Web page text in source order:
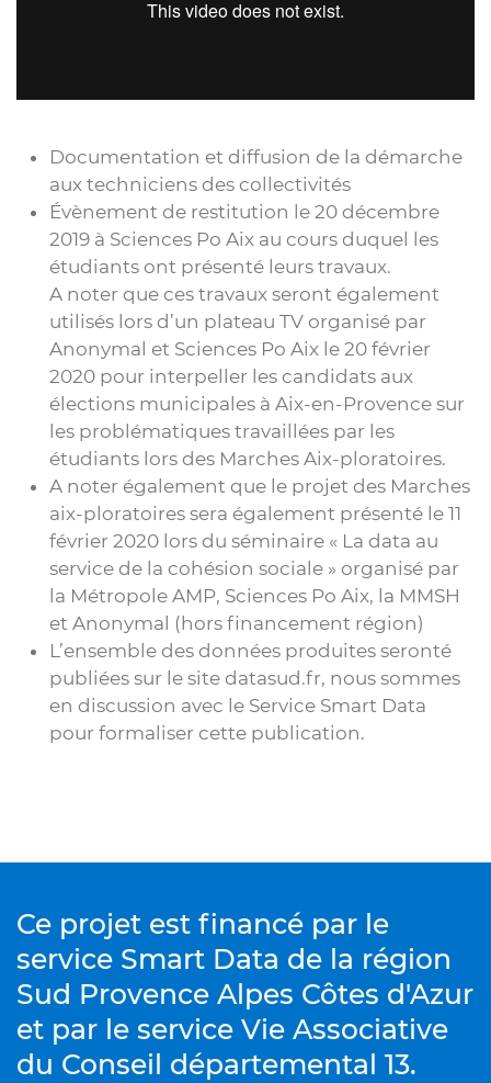
Documentation et diffusion de la démarche
aux techniciens des collectivités
Évènement de restitution le 20 décembre
2019 à Sciences Po Aix au cours duquel les
étudiants ont présenté leurs travaux.
A noter que ces travaux seront également
utilisés lors d’un plateau TV organisé par
Anonymal et Sciences Po Aix le 20 février
2020 pour interpeller les candidats aux
élections municipales à Aix-en-Provence sur
les problématiques travaillées par les
étudiants lors des Marches Aix-ploratoires.
A noter également que le projet des Marches
aix-ploratoires sera également présenté le 11
février 2020 lors du séminaire « La data au
service de la cohésion sociale » organisé par
la Métropole AMP, Sciences Po Aix, la MMSH
et Anonymal (hors financement région)
L’ensemble des données produites seronté
publiées sur le site datasud.fr, nous sommes
en discussion avec le Service Smart Data
pour formaliser cette publication.
Ce projet est financé par le
service Smart Data de la région
Sud Provence Alpes Côtes d'Azur
et par le service Vie Associative
du Conseil départemental 13.